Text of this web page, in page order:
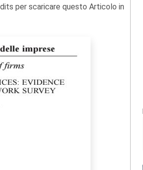
per scaricare questo Articolo in